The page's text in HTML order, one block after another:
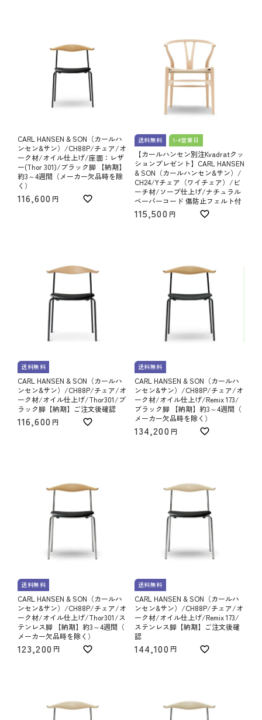
CARL HANSEN & SON（カールハ
ンセン&サン）/CH88P/チェア/オ
ーク材/オイル仕上げ/座面：レザ
ー(Thor 301)/ブラック脚 【納期】
約3～4週間（メーカー欠品時を除
く）
116,600
送料無料 1-4営業日
【カールハンセン別注Kvadratクッ
ションプレゼント】CARL HANSEN
& SON（カールハンセン&サン）/
CH24/Yチェア（ワイチェア）/ビ
ーチ材/ソープ仕上げ/ナチュラル
ペーパーコード 傷防止フェルト付
115,500
送料無料
CARL HANSEN & SON（カールハ
ンセン&サン）/CH88P/チェア/オ
ーク材/オイル仕上げ/Thor301/ブ
ラック脚【納期】ご注文後確認
116,600
送料無料
CARL HANSEN & SON（カールハ
ンセン&サン）/CH88P/チェア/オ
ーク材/オイル仕上げ/Remix 173/
ブラック脚 【納期】約3～4週間（
メーカー欠品時を除く）
134,200
送料無料
CARL HANSEN & SON（カールハ
ンセン&サン）/CH88P/チェア/オ
ーク材/オイル仕上げ/Thor301/ス
テンレス脚 【納期】約3～4週間（
メーカー欠品時を除く）
123,200
送料無料
CARL HANSEN & SON（カールハ
ンセン&サン）/CH88P/チェア/オ
ーク材/オイル仕上げ/Remix 173/
ステンレス脚【納期】ご注文後確
認
144,100